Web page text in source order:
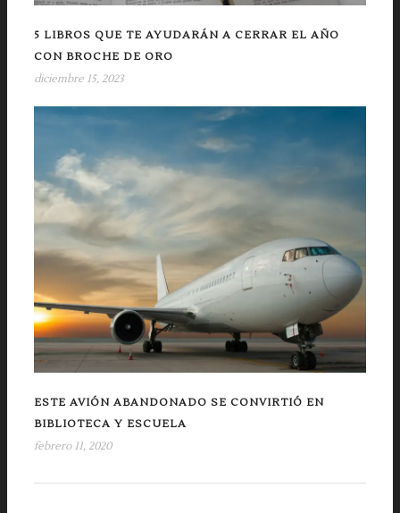
5 LIBROS QUE TE AYUDARÁN A CERRAR EL AÑO
CON BROCHE DE ORO
diciembre 15, 2023
ESTE AVIÓN ABANDONADO SE CONVIRTIÓ EN
BIBLIOTECA Y ESCUELA
febrero 11, 2020